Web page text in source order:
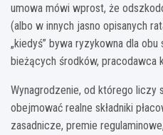
umowa mówi wprost, że
(albo w innych jasno opisanych
„kiedyś” bywa ryzykowna dla
bieżących środków, pracodawca
Wynagrodzenie, od którego liczy
obejmować realne składniki
zasadnicze, premie